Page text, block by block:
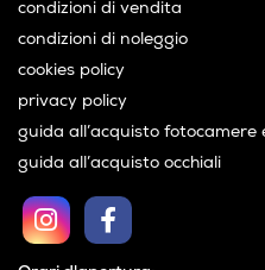
condizioni di vendita
condizioni di noleggio
cookies policy
privacy policy
guida all’acquisto fotocamere
guida all’acquisto occhiali